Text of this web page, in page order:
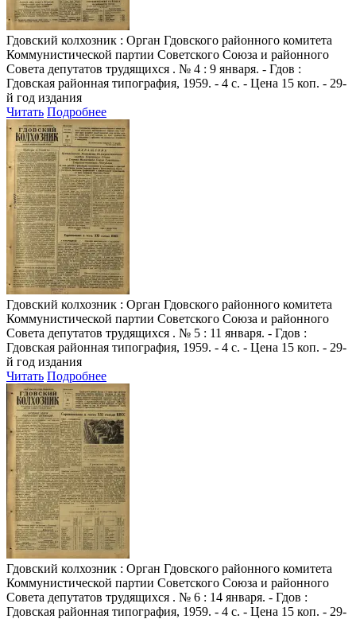
Гдовский колхозник : Орган Гдовского районного комитета
Коммунистической партии Советского Союза и районного
Совета депутатов трудящихся . № 4 : 9 января. - Гдов :
Гдовская районная типография, 1959. - 4 с. - Цена 15 коп. - 29-
й год издания
Читать Подробнее
Гдовский колхозник : Орган Гдовского районного комитета
Коммунистической партии Советского Союза и районного
Совета депутатов трудящихся . № 5 : 11 января. - Гдов :
Гдовская районная типография, 1959. - 4 с. - Цена 15 коп. - 29-
й год издания
Читать Подробнее
Гдовский колхозник : Орган Гдовского районного комитета
Коммунистической партии Советского Союза и районного
Совета депутатов трудящихся . № 6 : 14 января. - Гдов :
Гдовская районная типография, 1959. - 4 с. - Цена 15 коп. - 29-